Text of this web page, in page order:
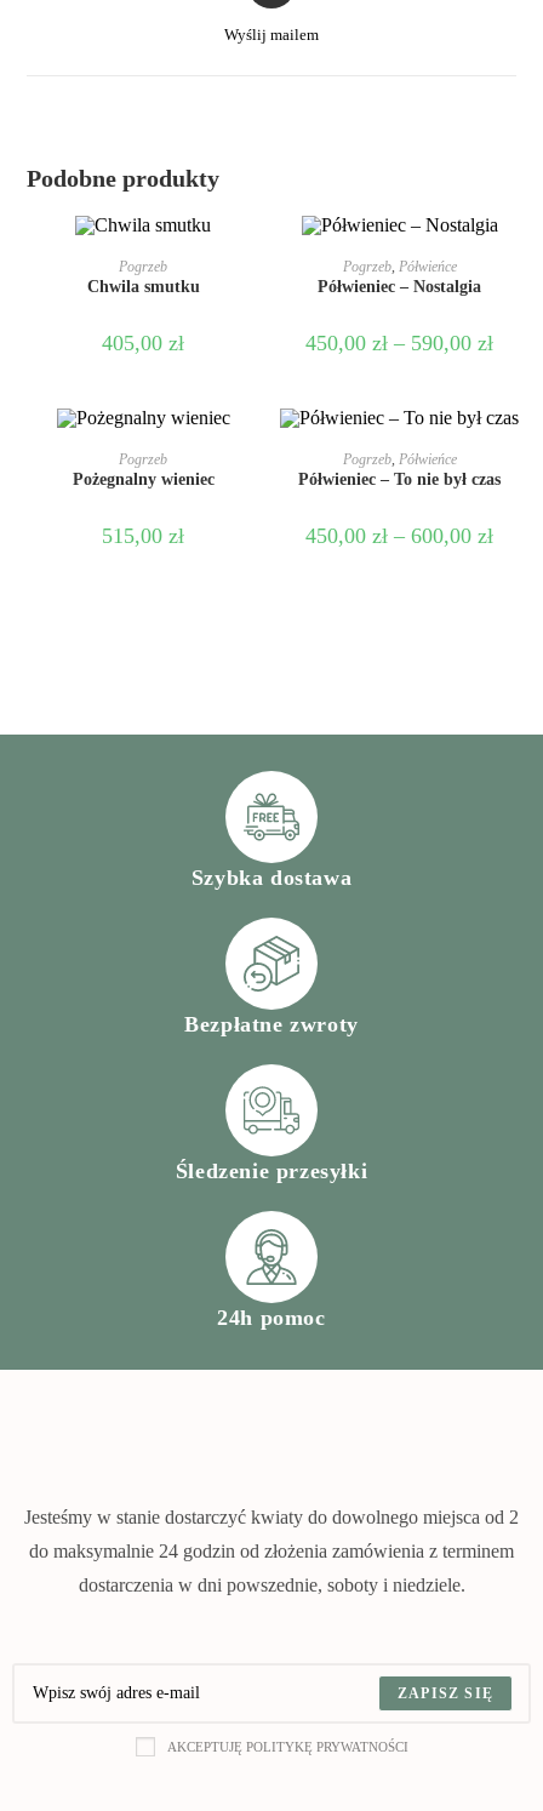
Wyślij mailem
Podobne produkty
DODAJ DO KOSZYKA
Pogrzeb
Chwila smutku
405,00zł
WYBIERZ OPCJE
Pogrzeb, Półwieńce
Półwieniec – Nostalgia
450,00zł – 590,00zł
DODAJ DO KOSZYKA
Pogrzeb
Pożegnalny wieniec
515,00zł
WYBIERZ OPCJE
Pogrzeb, Półwieńce
Półwieniec – To nie był czas
450,00zł – 600,00zł
Szybka dostawa
Bezpłatne zwroty
Śledzenie przesyłki
24h pomoc
Jesteśmy w stanie dostarczyć kwiaty do dowolnego miejsca od 2
do maksymalnie 24 godzin od złożenia zamówienia z terminem
dostarczenia w dni powszednie, soboty i niedziele.
ZAPISZ SIĘ
AKCEPTUJĘ POLITYKĘ PRYWATNOŚCI